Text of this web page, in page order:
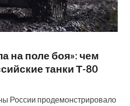
на поле боя»: чем
танки Т-80
России продемонстрировало